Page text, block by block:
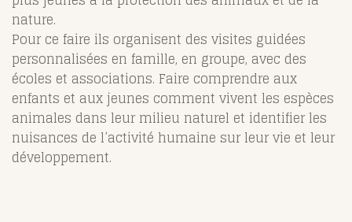
nature.
Pour ce faire ils organisent des visites guidées
personnalisées en famille, en groupe, avec des
écoles et associations. Faire comprendre aux
enfants et aux jeunes comment vivent les espèces
animales dans leur milieu naturel et identifier les
nuisances de l’activité humaine sur leur vie et leur
développement.